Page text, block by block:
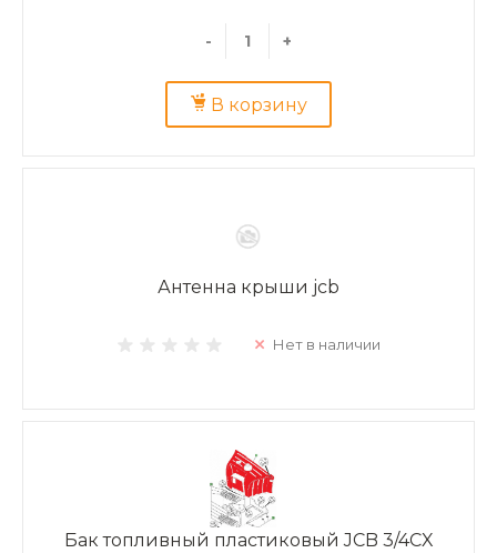
- +
В корзину
Антенна крыши jcb
Нет в наличии
Бак топливный пластиковый JCB 3/4CX